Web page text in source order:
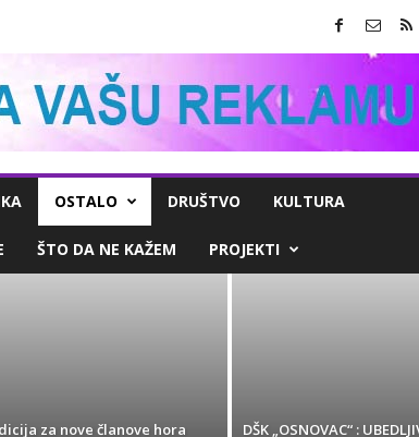
OSTALO DRUŠTVO KULTURA
ŠTO DA NE KAŽEM PROJEKTI
za nove članove hora
DŠK „OSNOVAC“ :